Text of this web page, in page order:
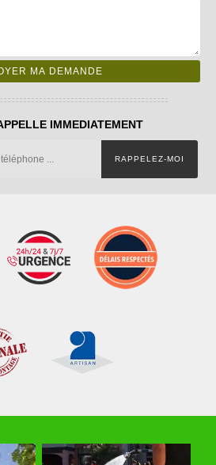
IMMEDIATEMENT